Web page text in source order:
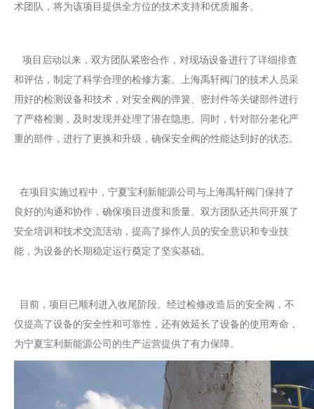
术团队，将为该项目提供全方位的技术支持和优质服务。
项目启动以来，双方团队紧密合作，对现场设备进行了详细排查
和评估，制定了科学合理的检修方案。上海禹轩阀门的技术人员采
用好的检测设备和技术，对安全阀的弹簧、密封件等关键部件进行
了严格检测，及时发现并处理了潜在隐患。同时，针对部分老化严
重的部件，进行了更换和升级，确保安全阀的性能达到好的状态。
在项目实施过程中，宁夏宝利新能源公司与上海禹轩阀门保持了
良好的沟通和协作，确保项目进度和质量。双方团队还共同开展了
安全培训和技术交流活动，提高了操作人员的安全意识和专业技
能，为设备的长期稳定运行奠定了坚实基础。
目前，项目已顺利进入收尾阶段。经过检修改造后的安全阀，不
仅提高了设备的安全性和可靠性，还有效延长了设备的使用寿命，
为宁夏宝利新能源公司的生产运营提供了有力保障。